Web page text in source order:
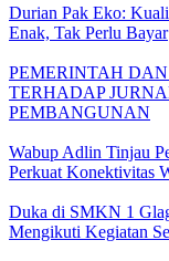
Durian Pak Eko:
Enak, Tak Perlu Bayar
PEMERINTAH
TERHADAP
PEMBANGUNAN
Wabup Adlin Tinjau
Perkuat Konektivitas
Duka di SMKN 1
Mengikuti Kegiatan